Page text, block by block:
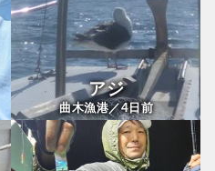
アジ
曲木漁港／4日前